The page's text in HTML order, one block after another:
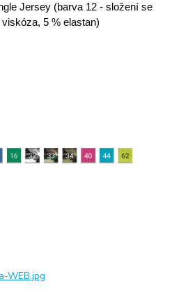
Jersey (barva 12 - složení se
5 % elastan)
WEB.jpg